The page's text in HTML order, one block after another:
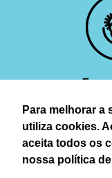
Para melhorar a
utiliza cookies.
aceita todos os
nossa política